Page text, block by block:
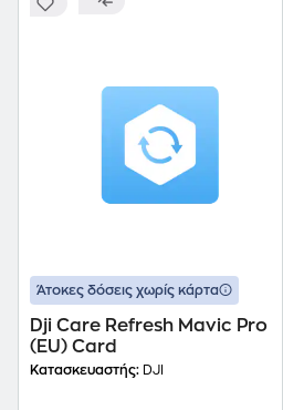
Άτοκες δόσεις χωρίς κάρτα
Dji Care Refresh Mavic Pro
(EU) Card
Κατασκευαστής: DJI